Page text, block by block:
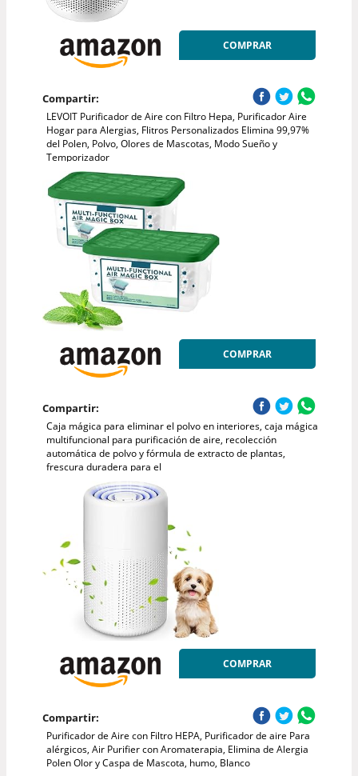
COMPRAR
Compartir:
LEVOIT Purificador de Aire con Filtro Hepa, Purificador Aire
Hogar para Alergias, Flitros Personalizados Elimina 99,97%
del Polen, Polvo, Olores de Mascotas, Modo Sueño y
Temporizador
COMPRAR
Compartir:
Caja mágica para eliminar el polvo en interiores, caja mágica
multifuncional para purificación de aire, recolección
automática de polvo y fórmula de extracto de plantas,
frescura duradera para el
COMPRAR
Compartir:
Purificador de Aire con Filtro HEPA, Purificador de aire Para
alérgicos, Air Purifier con Aromaterapia, Elimina de Alergia
Polen Olor y Caspa de Mascota, humo, Blanco